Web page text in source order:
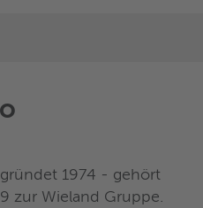
1974 - gehört
zur Wieland Gruppe.